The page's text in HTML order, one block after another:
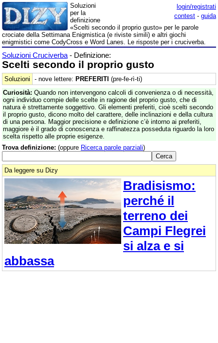
login/registrati
contest - guida
Soluzioni
per la
definizione
«Scelti secondo il proprio gusto» per le parole
crociate della Settimana Enigmistica (e riviste simili) e altri giochi
enigmistici come CodyCross e Word Lanes. Le risposte per i cruciverba.
Soluzioni Cruciverba - Definizione:
Scelti secondo il proprio gusto
Soluzioni - nove lettere: PREFERITI (pre-fe-rì-ti)
Curiosità: Quando non intervengono calcoli di convenienza o di necessità,
ogni individuo compie delle scelte in ragione del proprio gusto, che di
natura è strettamente soggettivo. Gli elementi preferiti, cioè scelti secondo
il proprio gusto, dicono molto del carattere, delle inclinazioni e della cultura
di una persona. Maggior precisione e definizione c’è intorno ai preferiti,
maggiore è il grado di conoscenza e raffinatezza posseduta riguardo la loro
scelta rispetto alle proprie esigenze.
Trova definizione: (oppure Ricerca parole parziali)
Da leggere su Dizy
Bradisismo:
perché il
terreno dei
Campi Flegrei
si alza e si
abbassa